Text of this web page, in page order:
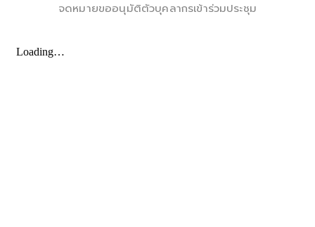
จดหมายขออนุมัติตัวบุคลากรเข้าร่วมประชุม